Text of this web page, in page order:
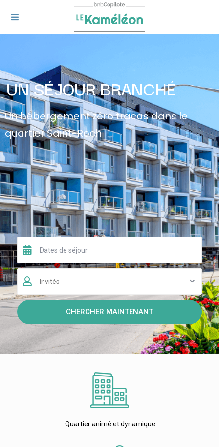
UN SÉJOUR BRANCHÉ
Un hébergement zéro tracas dans le
quartier Saint-Roch
Invités
CHERCHER MAINTENANT
Quartier animé et dynamique